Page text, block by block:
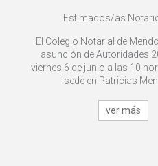
Estimados/as
El Colegio Notarial de
asunción de Autoridades
viernes 6 de junio a las 10
sede en Patricias
ver más